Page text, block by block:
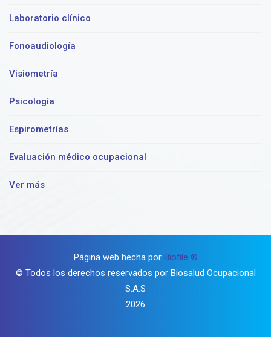
Laboratorio clínico
Fonoaudiología
Visiometría
Psicología
Espirometrías
Evaluación médico ocupacional
Ver más
Página web hecha por Biofile ®️
© Todos los derechos reservados por Biosalud Ocupacional
S.A.S
2026